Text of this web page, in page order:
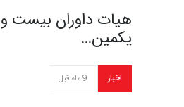
هیات داوران بیست و
یکمین…
اخبار 9 ماه قبل